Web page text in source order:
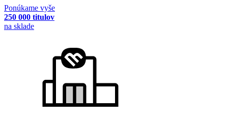
Ponúkame vyše
250 000 titulov
na sklade